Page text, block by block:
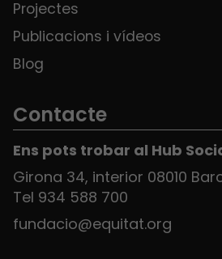
Projectes
Publicacions i vídeos
Blog
Contacte
Ens pots trobar al Hub
Girona 34, interior 08010
Tel 934 588 700
fundacio@equitat.org